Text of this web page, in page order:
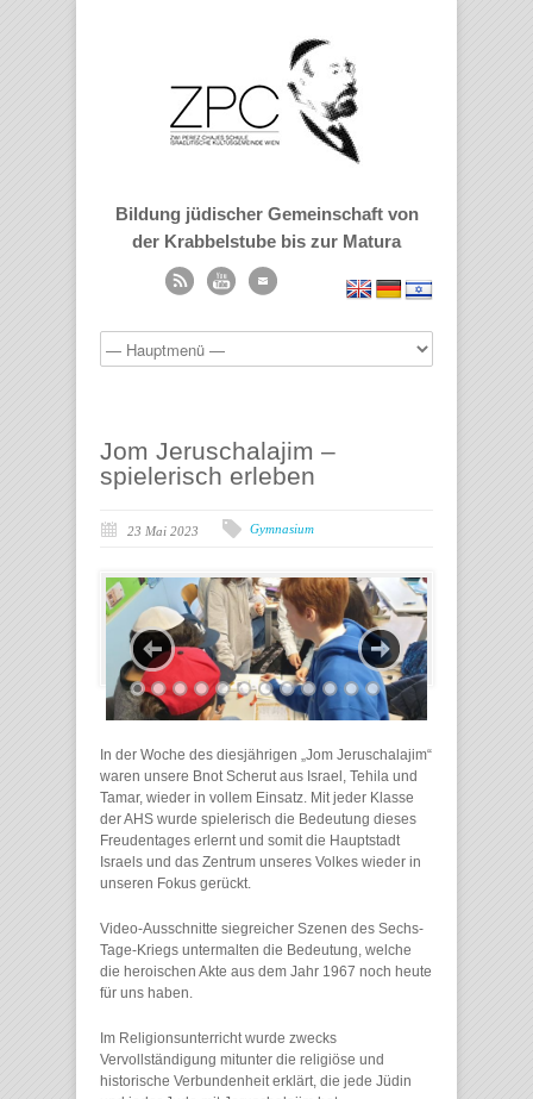
Bildung jüdischer Gemeinschaft von
der Krabbelstube bis zur Matura
Jom Jeruschalajim –
spielerisch erleben
23 Mai 2023 Gymnasium
In der Woche des diesjährigen „Jom Jeruschalajim“
waren unsere Bnot Scherut aus Israel, Tehila und
Tamar, wieder in vollem Einsatz. Mit jeder Klasse
der AHS wurde spielerisch die Bedeutung dieses
Freudentages erlernt und somit die Hauptstadt
Israels und das Zentrum unseres Volkes wieder in
unseren Fokus gerückt.
Video-Ausschnitte siegreicher Szenen des Sechs-
Tage-Kriegs untermalten die Bedeutung, welche
die heroischen Akte aus dem Jahr 1967 noch heute
für uns haben.
Im Religionsunterricht wurde zwecks
Vervollständigung mitunter die religiöse und
historische Verbundenheit erklärt, die jede Jüdin